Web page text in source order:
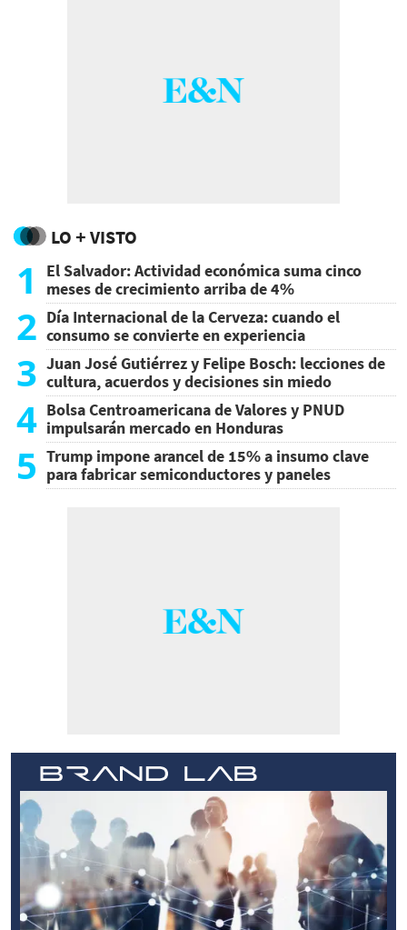
LO + VISTO
1
El Salvador: Actividad económica suma cinco
meses de crecimiento arriba de 4%
2 Día Internacional de la Cerveza: cuando el
consumo se convierte en experiencia
3 Juan José Gutiérrez y Felipe Bosch: lecciones de
cultura, acuerdos y decisiones sin miedo
4 Bolsa Centroamericana de Valores y PNUD
impulsarán mercado en Honduras
5 Trump impone arancel de 15% a insumo clave
para fabricar semiconductores y paneles